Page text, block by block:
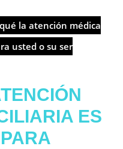
la atención médica
usted o su ser
ES